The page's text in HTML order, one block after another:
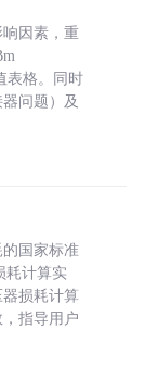
因素，重
表格。同时
问题）及
国家标准
耗计算实
损耗计算
，指导用户